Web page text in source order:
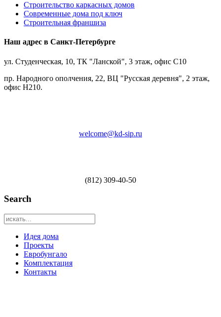
Строительство каркасных домов
Современные дома под ключ
Строительная франшиза
Наш адрес в Санкт-Петербурге
ул. Студенческая, 10, ТК "Ланской", 3 этаж, офис С10
пр. Народного ополчения, 22, ВЦ "Русская деревня", 2 этаж,
офис Н210.
welcome@kd-sip.ru
(812) 309-40-50
Search
Идея дома
Проекты
Евробунгало
Комплектация
Контакты